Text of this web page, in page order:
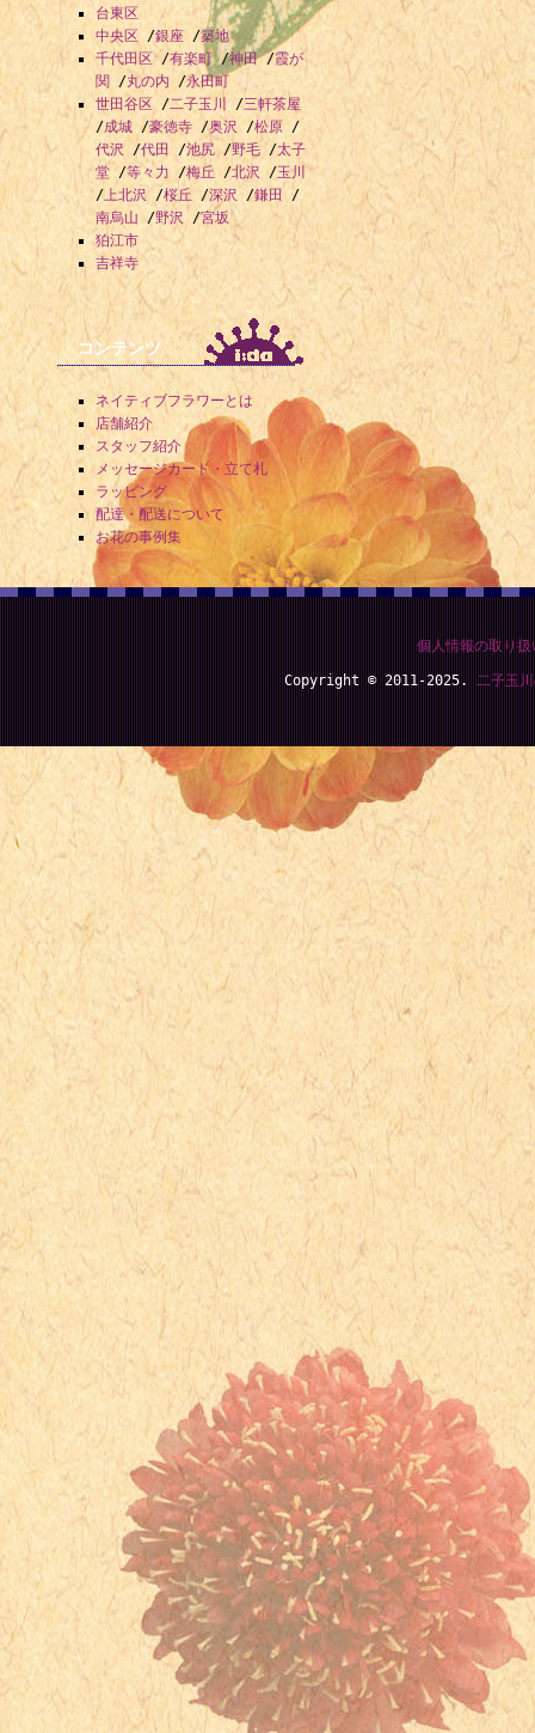
台東区
中央区 /銀座 /築地
千代田区 /有楽町/神田/霞が
関 /丸の内 /永田町
世田谷区 /二子玉川 /三軒茶屋
/成城 /豪徳寺 /奥沢 /松原 /
代沢 /代田 /池尻/野毛/太子
堂 /等々力 /梅丘 /北沢 /玉川
/上北沢 /桜丘 /深沢 /鎌田
/
南烏山 /野沢 /宮坂
狛江市
吉祥寺
コンテンツ
ネイティブフラワーとは
店舗紹介
スタッフ紹介
メッセージカード・立て札
ラッピング
配達・配送について
お花の事例集
個人情報の取り
Copyright © 2011-2025.二子玉